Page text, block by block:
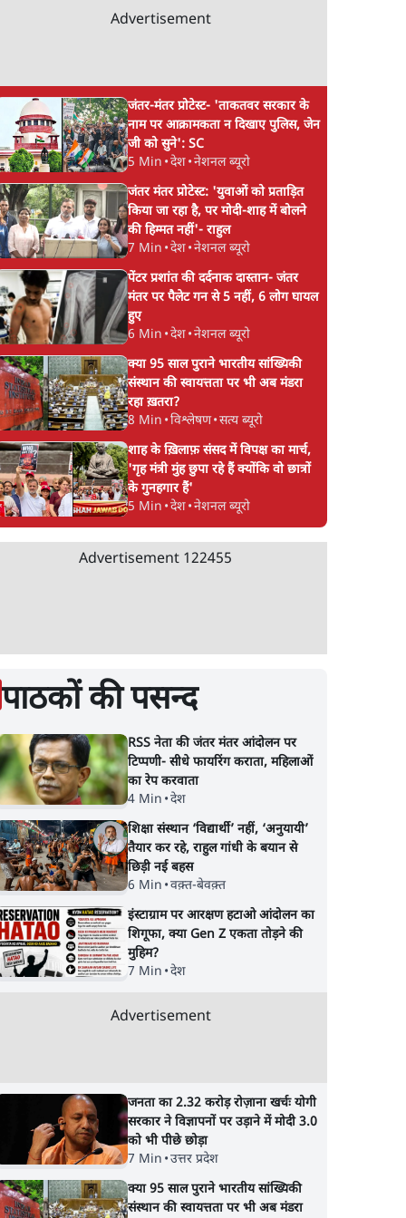
Advertisement
जंतर-मंतर प्रोटेस्ट- 'ताकतवर सरकार के
नाम पर आक्रामकता न दिखाए पुलिस, जेन
जी को सुने': SC
5 Min •देश•नेशनल ब्यूरो
जंतर मंतर प्रोटेस्ट: 'युवाओं को प्रताड़ित
किया जा रहा है, पर मोदी-शाह में बोलने
की हिम्मत नहीं'- राहुल
7 Min •देश•नेशनल ब्यूरो
पेंटर प्रशांत की दर्दनाक दास्तान- जंतर
मंतर पर पैलेट गन से 5 नहीं, 6 लोग घायल
हुए
6 Min •देश•नेशनल ब्यूरो
क्या 95 साल पुराने भारतीय सांख्यिकी
संस्थान की स्वायत्तता पर भी अब मंडरा
रहा ख़तरा?
8 Min •विश्लेषण•सत्य ब्यूरो
शाह के ख़िलाफ़ संसद में विपक्ष का मार्च,
'गृह मंत्री मुंह छुपा रहे हैं क्योंकि वो छात्रों
के गुनहगार हैं'
5 Min •देश•नेशनल ब्यूरो
Advertisement 122455
पाठकों की पसन्द
RSS नेता की जंतर मंतर आंदोलन पर
टिप्पणी- सीधे फायरिंग कराता, महिलाओं
का रेप करवाता
4 Min •देश
शिक्षा संस्थान ‘विद्यार्थी’ नहीं, ‘अनुयायी’
तैयार कर रहे, राहुल गांधी के बयान से
छिड़ी नई बहस
6 Min •वक़्त-बेवक़्त
इंस्टाग्राम पर आरक्षण हटाओ आंदोलन का
शिगूफा, क्या Gen Z एकता तोड़ने की
मुहिम?
7 Min •देश
Advertisement
जनता का 2.32 करोड़ रोज़ाना खर्चः योगी
सरकार ने विज्ञापनों पर उड़ाने में मोदी 3.0
को भी पीछे छोड़ा
7 Min •उत्तर प्रदेश
क्या 95 साल पुराने भारतीय सांख्यिकी
संस्थान की स्वायत्तता पर भी अब मंडरा